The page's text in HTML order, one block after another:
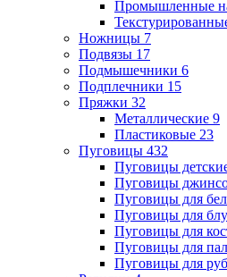
Промышленные
Ножницы 7
Подвязы 17
Подмышечники 6
Подплечники 15
Пряжки 32
Металлические 9
Пластиковые 23
Пуговицы 432
Пуговицы
Пуговицы
Пуговицы для
Пуговицы для
Пуговицы для
Пуговицы для
Пуговицы для